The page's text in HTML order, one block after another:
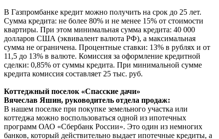
В Газпромбанке кредит можно получить на срок до 25 лет.
Сумма кредита: не более 80% и не менее 15% от стоимости
квартиры. При этом минимальная сумма кредита: 40 000
долларов США (эквивалент валюта РФ), а максимальная
сумма не ограничена. Процентные ставки: 13% в рублях и от
11,5 до 13% в валюте. Комиссия за оформление кредитной
сделки: 0,85% от суммы кредита. При минимальной сумме
кредита комиссия составляет 25 тыс. руб.
Коттеджный поселок «Спасские дачи»
Вячеслав Яшин, руководитель отдела продаж:
В нашем поселке при покупке земельного участка или
коттеджа можно воспользоваться одной из ипотечных
программ ОАО «Сбербанк России». Это один из немногих
банков, который действительно выдает ипотечные кредиты, а